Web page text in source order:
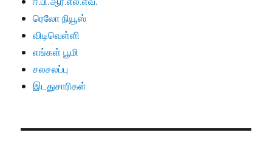
ரெலோ நியூஸ்
விடிவெள்ளி
எங்கள் பூமி
சலசலப்பு
இடதுசாரிகள்